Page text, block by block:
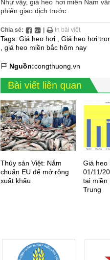
Như vậy, giá heo hơi miền Nam
phiên giao dịch trước.
Chia sẻ: In bài viết
Tags: Giá heo hơi , Giá heo hơi
, giá heo miền bắc hôm nay
Nguồn:congthuong.vn
Bài viết liên quan
Thủy sản Việt: Nắm
chuẩn EU để mở rộng
xuất khẩu
Giá heo
01/11/
tại miền
Trung